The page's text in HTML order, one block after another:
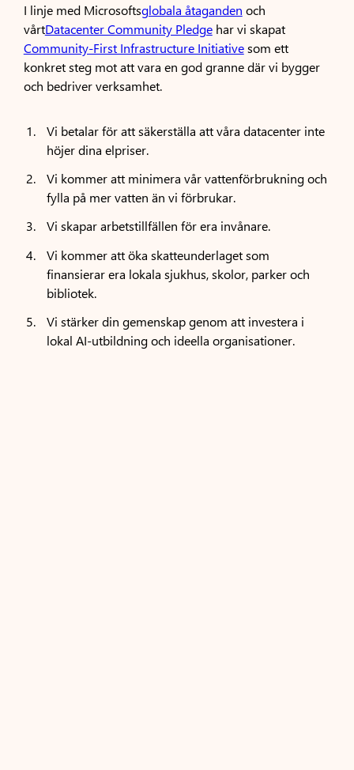
I linje med Microsoftsglobala åtaganden och
vårtDatacenter Community Pledgehar vi skapat
Community-First Infrastructure Initiativesom ett
konkret steg mot att vara en god granne där vi bygger
och bedriver verksamhet.
Vi betalar för att säkerställa att våra datacenter inte
höjer dina elpriser.
Vi kommer att minimera vår vattenförbrukning och
fylla på mer vatten än vi förbrukar.
Vi skapar arbetstillfällen för era invånare.
Vi kommer att öka skatteunderlaget som
finansierar era lokala sjukhus, skolor, parker och
bibliotek.
Vi stärker din gemenskap genom att investera i
lokal AI-utbildning och ideella organisationer.